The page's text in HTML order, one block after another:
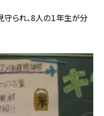
守られ、8人の１年生が分